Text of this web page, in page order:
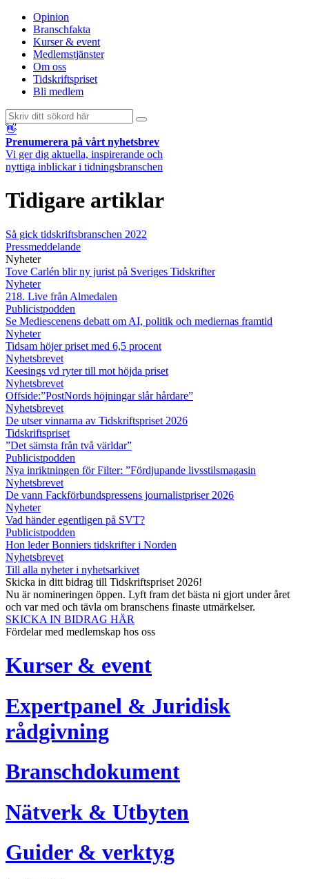
Opinion
Branschfakta
Kurser & event
Medlemstjänster
Om oss
Tidskriftspriset
Bli medlem
👋
Prenumerera på vårt nyhetsbrev
Vi ger dig aktuella, inspirerande och
nyttiga inblickar i tidningsbranschen
Tidigare artiklar
Så gick tidskriftsbranschen 2022
Pressmeddelande
Nyheter
Tove Carlén blir ny jurist på Sveriges Tidskrifter
Nyheter
218. Live från Almedalen
Publicistpodden
Se Mediescenens debatt om AI, politik och mediernas framtid
Nyheter
Tidsam höjer priset med 6,5 procent
Nyhetsbrevet
Keesings vd ryter till mot höjda priset
Nyhetsbrevet
Offside:”PostNords höjningar slår hårdare”
Nyhetsbrevet
De utser vinnarna av Tidskriftspriset 2026
Tidskriftspriset
”Det sämsta från två världar”
Publicistpodden
Nya inriktningen för Filter: ”Fördjupande livsstilsmagasin
Nyhetsbrevet
De vann Fackförbundspressens journalistpriser 2026
Nyheter
Vad händer egentligen på SVT?
Publicistpodden
Hon leder Bonniers tidskrifter i Norden
Nyhetsbrevet
Till alla nyheter i nyhetsarkivet
Skicka in ditt bidrag till Tidskriftspriset 2026!
Nu är nomineringen öppen. Lyft fram det bästa ni gjort under året
och var med och tävla om branschens finaste utmärkelser.
SKICKA IN BIDRAG HÄR
Fördelar med medlemskap hos oss
Kurser & event
Expertpanel & Juridisk
rådgivning
Branschdokument
Nätverk & Utbyten
Guider & verktyg